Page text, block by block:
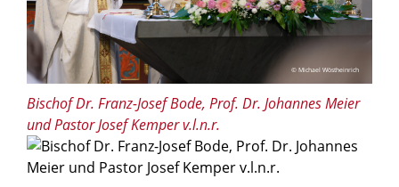
© Michael Wöstheinrich
Bischof Dr. Franz-Josef Bode, Prof. Dr. Johannes Meier
und Pastor Josef Kemper v.l.n.r.